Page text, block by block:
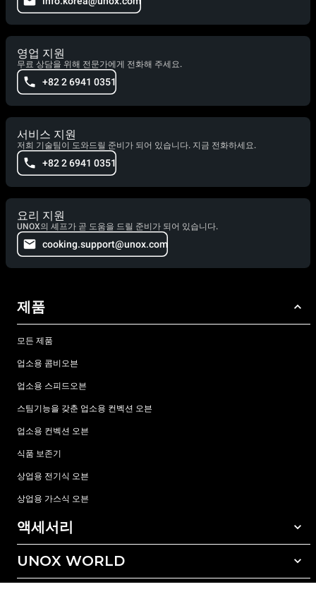
영업 지원
무료 상담을 위해 전문가에게 전화해 주세요.
+82 2 6941 0351
서비스 지원
저희 기술팀이 도와드릴 준비가 되어 있습니다. 지금 전화하세요.
+82 2 6941 0351
요리 지원
UNOX의 셰프가 곧 도움을 드릴 준비가 되어 있습니다.
cooking.support@unox.com
제품
모든 제품
업소용 콤비오븐
업소용 스피드오븐
스팀기능을 갖춘 업소용 컨벡션 오븐
업소용 컨벡션 오븐
식품 보존기
상업용 전기식 오븐
상업용 가스식 오븐
액세서리
모든 액세서리
자동세척 세정제
UNOX WORLD